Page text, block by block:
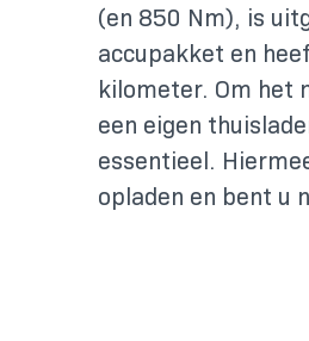
(en 850 Nm), is
accupakket en
kilometer. Om het
een eigen
essentieel.
opladen en bent u